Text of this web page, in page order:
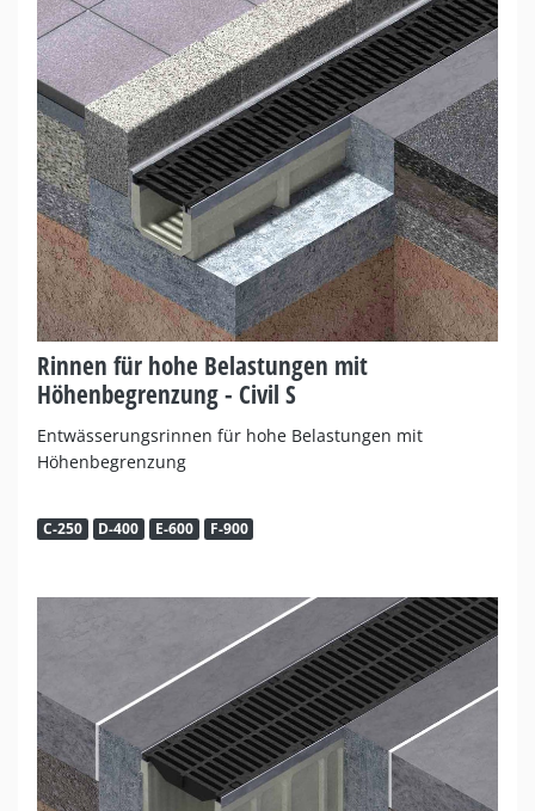
Rinnen für hohe Belastungen mit
Höhenbegrenzung - Civil S
Entwässerungsrinnen für hohe Belastungen mit
Höhenbegrenzung
C-250 D-400 E-600 F-900